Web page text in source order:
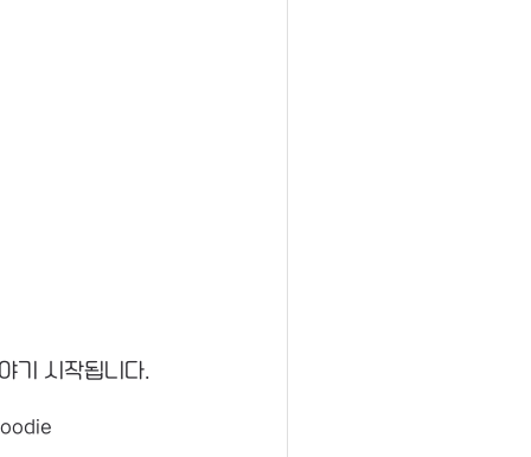
기 시작됩니다.